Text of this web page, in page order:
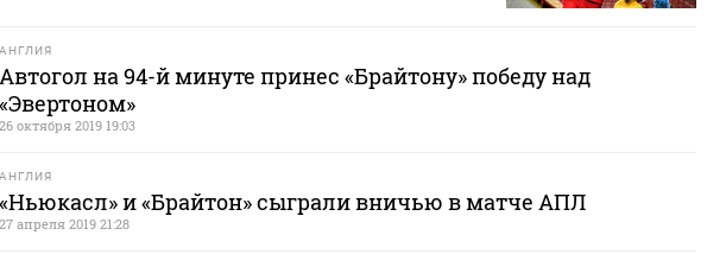
АНГЛИЯ
Автогол на 94-й минуте принес «Брайтону» победу над
«Эвертоном»
26 октября 2019 19:03
АНГЛИЯ
«Ньюкасл» и «Брайтон» сыграли вничью в матче АПЛ
27 апреля 2019 21:28